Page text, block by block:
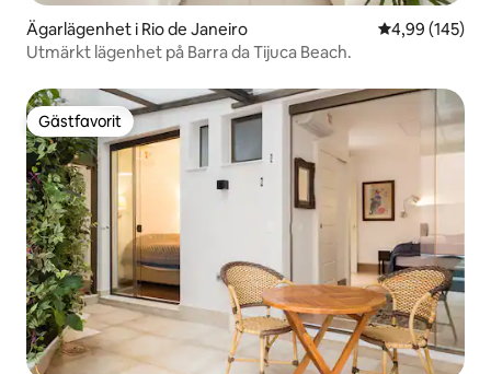
Ägarlägenhet i Rio de Janeiro 4,99 av 5 i
4,99 (145)
Utmärkt lägenhet på Barra da Tijuca Beach.
Gästfavorit
Gästfavorit